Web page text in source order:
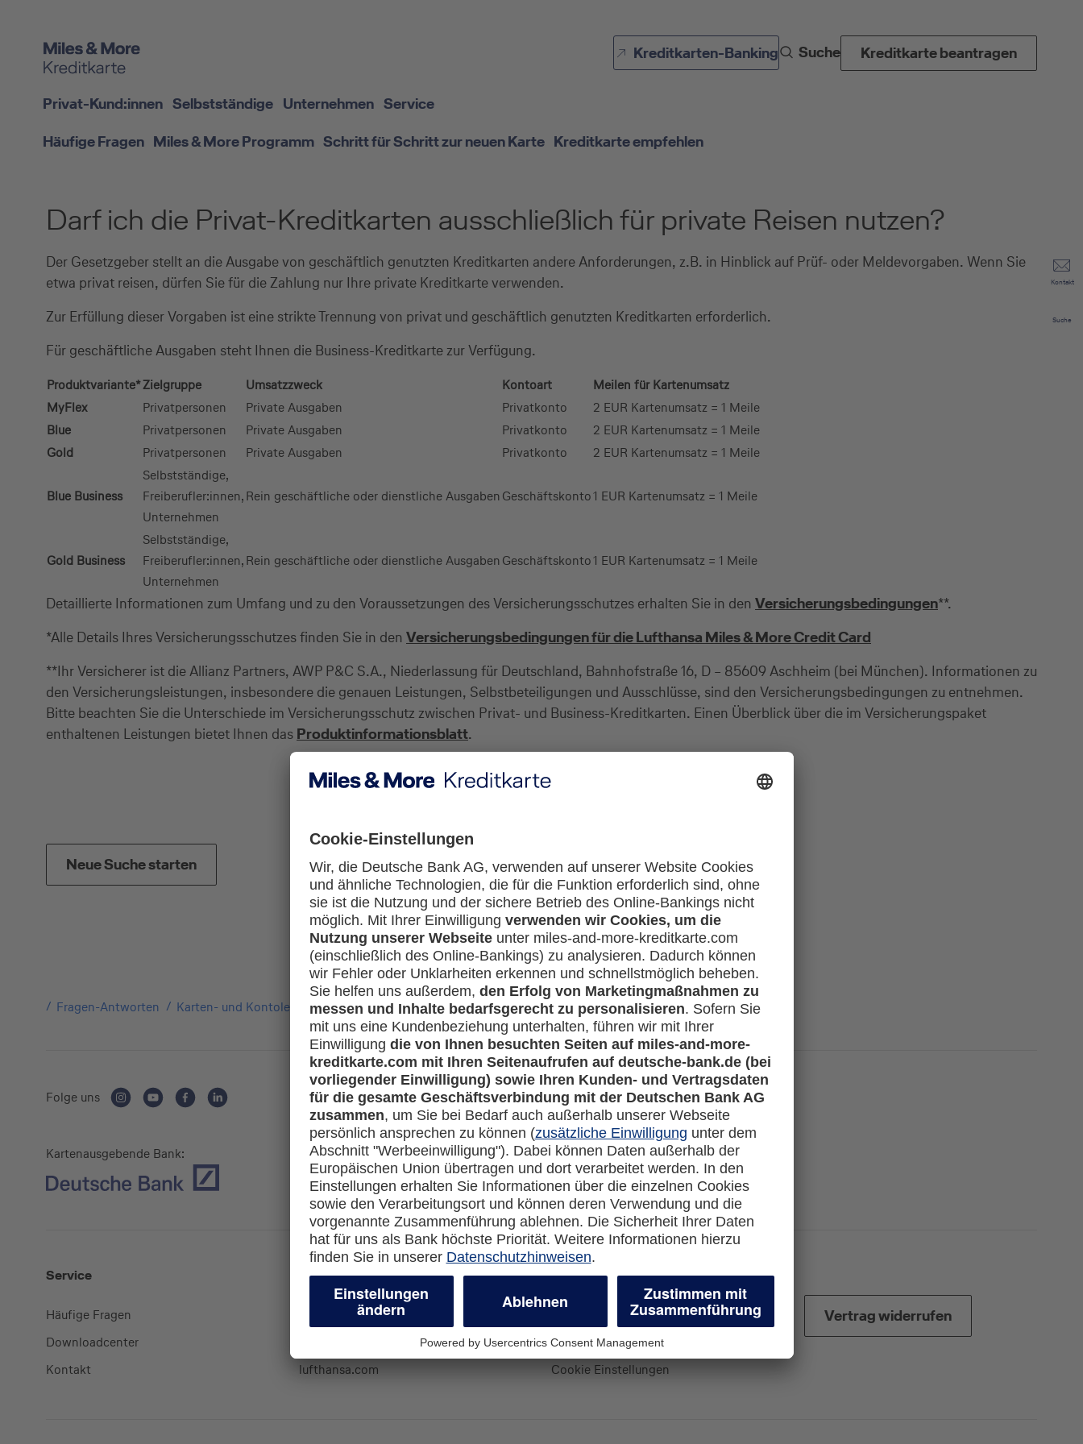
Direkt zur Suche (Enter drücken)
Direkt zum Hauptinhalt (Enter drücken)
Kreditkarten-Banking Suche Kreditkarte beantragen
Kontakt
Suche
Privat-Kund:innen Selbstständige Unternehmen Service
Häufige Fragen Miles & More Programm Schritt für Schritt zur neuen Karte Kreditkarte empfehlen
Darf ich die Privat-Kreditkarten ausschließlich für private Reisen nutzen?
Der Gesetzgeber stellt an die Ausgabe von geschäftlich genutzten Kreditkarten andere Anforderungen, z.B. in Hinblick auf Prüf- oder Meldevorgaben. Wenn Sie
etwa privat reisen, dürfen Sie für die Zahlung nur Ihre private Kreditkarte verwenden.
Zur Erfüllung dieser Vorgaben ist eine strikte Trennung von privat und geschäftlich genutzten Kreditkarten erforderlich.
Für geschäftliche Ausgaben steht Ihnen die Business-Kreditkarte zur Verfügung.
Produktvariante*Zielgruppe Umsatzzweck Kontoart
Meilen für Kartenumsatz
MyFlex
Privatpersonen Private Ausgaben Privatkonto
2 EUR Kartenumsatz = 1 Meile
Blue
Privatpersonen Private Ausgaben Privatkonto
2 EUR Kartenumsatz = 1 Meile
Gold
Privatpersonen Private Ausgaben Privatkonto 2 EUR Kartenumsatz = 1 Meile
Blue Business
Selbstständige,
Freiberufler:innen,
Unternehmen
Rein geschäftliche oder dienstliche AusgabenGeschäftskonto1 EUR Kartenumsatz = 1 Meile
Gold Business
Selbstständige,
Freiberufler:innen,
Unternehmen
Rein geschäftliche oder dienstliche AusgabenGeschäftskonto1 EUR Kartenumsatz = 1 Meile
Detaillierte Informationen zum Umfang und zu den Voraussetzungen des Versicherungsschutzes erhalten Sie in den Versicherungsbedingungen**.
*Alle Details Ihres Versicherungsschutzes finden Sie in den Versicherungsbedingungen für die Lufthansa Miles & More Credit Card
**Ihr Versicherer ist die Allianz Partners, AWP P&C S.A., Niederlassung für Deutschland, Bahnhofstraße 16, D – 85609 Aschheim (bei München). Informationen zu
den Versicherungsleistungen, insbesondere die genauen Leistungen, Selbstbeteiligungen und Ausschlüsse, sind den Versicherungsbedingungen zu entnehmen.
Bitte beachten Sie die Unterschiede im Versicherungsschutz zwischen Privat- und Business-Kreditkarten. Einen Überblick über die im Versicherungspaket
enthaltenen Leistungen bietet Ihnen das Produktinformationsblatt.
Neue Suche starten
Fragen-Antworten Karten- und Kontoleistungen Darf ich die Privat-Kreditkarten ausschließlich für private Reisen nutzen?
Folge uns
Kartenausgebende Bank:
Service
Häufige Fragen
Downloadcenter
Kontakt
Mehr
Kreditkarten-Banking
lufthansa.com
Rechtliches
Datenschutz
Cookie Einstellungen
Vertrag widerrufen